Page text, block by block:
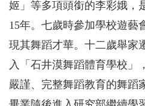
姬」等多項頭銜的李彩娥，
15年。七歲時參加學校遊藝
現其舞蹈才華。十二歲舉家
入「石井漠舞蹈體育學校」
嚴謹、完整舞蹈教育的舞蹈